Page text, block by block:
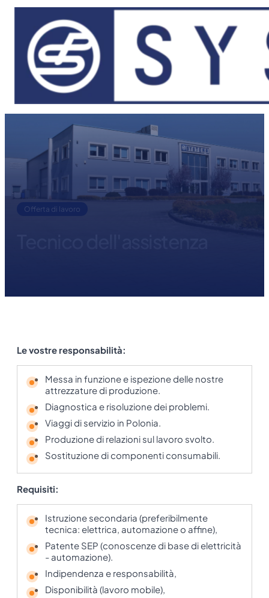
Vai al contenuto principaleVai al piè di pagina
Offerta di lavoro
Le vostre responsabilità:
Messa in funzione e ispezione delle nostre
attrezzature di produzione.
Diagnostica e risoluzione dei problemi.
Viaggi di servizio in Polonia.
Produzione di relazioni sul lavoro svolto.
Sostituzione di componenti consumabili.
Requisiti:
Istruzione secondaria (preferibilmente
tecnica: elettrica, automazione o affine),
Patente SEP (conoscenze di base di elettricità
- automazione).
Indipendenza e responsabilità,
Disponibilità (lavoro mobile),